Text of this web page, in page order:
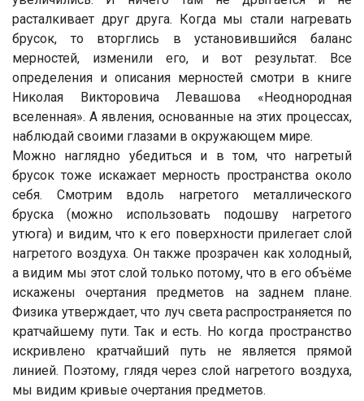
расталкивает друг друга. Когда мы стали нагревать
брусок, то вторглись в установившийся баланс
мерностей, изменили его, и вот результат. Все
определения и описания мерностей смотри в книге
Николая Викторовича Левашова «Неоднородная
вселенная». А явления, основанные на этих процессах,
наблюдай своими глазами в окружающем мире.
Можно наглядно убедиться и в том, что нагретый
брусок тоже искажает мерность пространства около
себя. Смотрим вдоль нагретого металлического
бруска (можно использовать подошву нагретого
утюга) и видим, что к его поверхности прилегает слой
нагретого воздуха. Он также прозрачен как холодный,
а видим мы этот слой только потому, что в его объёме
искажены очертания предметов на заднем плане.
Физика утверждает, что луч света распространяется по
кратчайшему пути. Так и есть. Но когда пространство
искривлено кратчайший путь не является прямой
линией. Поэтому, глядя через слой нагретого воздуха,
мы видим кривые очертания предметов.